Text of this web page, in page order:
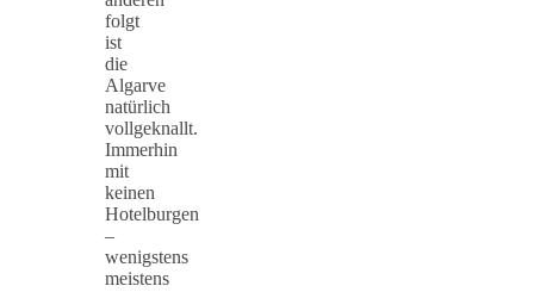
folgt
ist
die
Algarve
natürlich
vollgeknallt.
Immerhin
mit
keinen
Hotelburgen
–
wenigstens
meistens